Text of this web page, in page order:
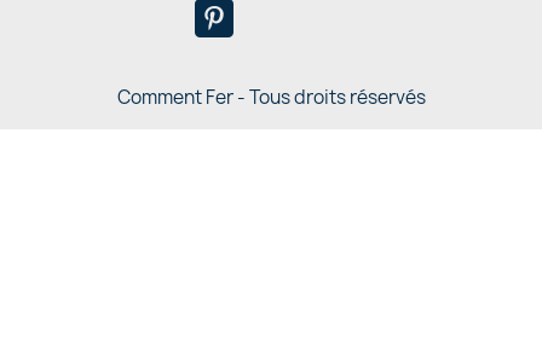
Comment Fer - Tous droits réservés